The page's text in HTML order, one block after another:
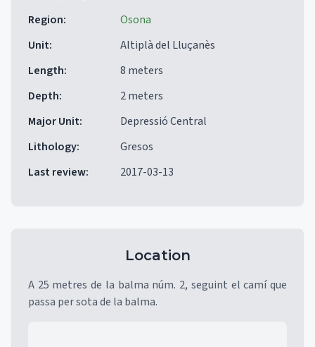
Region:
Osona
Unit:
Altiplà del Lluçanès
Length:
8 meters
Depth:
2 meters
Major Unit:
Depressió Central
Lithology:
Gresos
Last review: 2017-03-13
Location
A 25 metres de la balma núm. 2, seguint el camí que
passa per sota de la balma.